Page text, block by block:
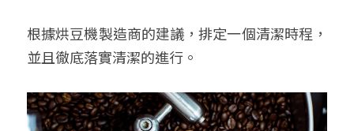
根據烘豆機製造商的建議，排定一個清潔時程，
並且徹底落實清潔的進行。